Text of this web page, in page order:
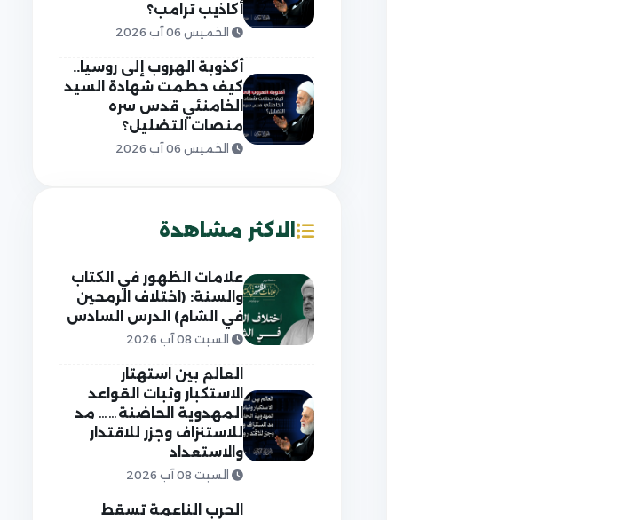
أكاذيب ترامب؟
الخميس 06 آب 2026
أكذوبة الهروب إلى روسيا..
كيف حطمت شهادة السيد
الخامنئي قدس سره
منصات التضليل؟
الخميس 06 آب 2026
الاكثر مشاهدة
علامات الظهور في الكتاب
والسنة: (اختلاف الرمحين
في الشام) الدرس السادس
السبت 08 آب 2026
العالم بين استهتار
الاستكبار وثبات القواعد
المهدوية الحاضنة…… مد
للاستنزاف وجزر للاقتدار
والاستعداد
السبت 08 آب 2026
الحرب الناعمة تسقط